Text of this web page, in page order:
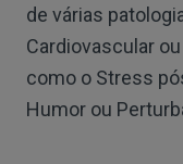
de várias
Cardiovascular
como o Stress
Humor ou